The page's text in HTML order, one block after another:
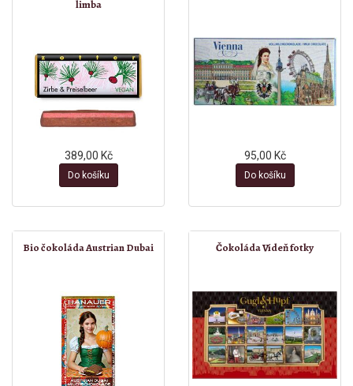
limba
389,00 Kč
Do košíku
95,00 Kč
Do košíku
Bio čokoláda Austrian Dubai Čokoláda Vídeň fotky